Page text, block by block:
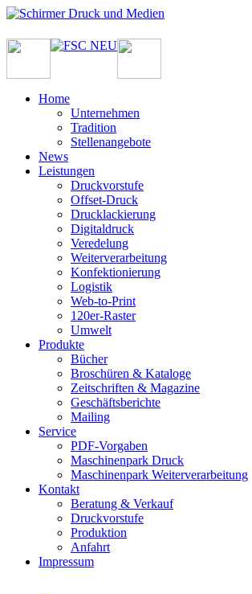
Home
Unternehmen
Tradition
Stellenangebote
News
Leistungen
Druckvorstufe
Offset-Druck
Drucklackierung
Digitaldruck
Veredelung
Weiterverarbeitung
Konfektionierung
Logistik
Web-to-Print
120er-Raster
Umwelt
Produkte
Bücher
Broschüren & Kataloge
Zeitschriften & Magazine
Geschäftsberichte
Mailing
Service
PDF-Vorgaben
Maschinenpark Druck
Maschinenpark Weiterverarbeitung
Kontakt
Beratung & Verkauf
Druckvorstufe
Produktion
Anfahrt
Impressum